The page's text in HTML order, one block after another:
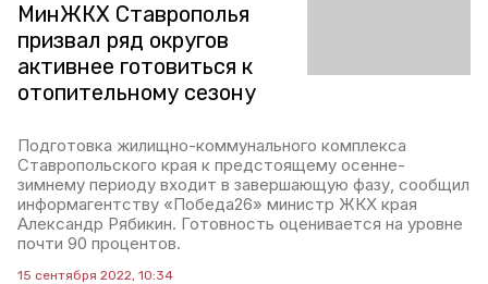
МинЖКХ Ставрополья
призвал ряд округов
активнее готовиться к
отопительному сезону
Подготовка жилищно-коммунального комплекса
Ставропольского края к предстоящему осенне-
зимнему периоду входит в завершающую фазу, сообщил
информагентству «Победа26» министр ЖКХ края
Александр Рябикин. Готовность оценивается на уровне
почти 90 процентов.
15 сентября 2022, 10:34